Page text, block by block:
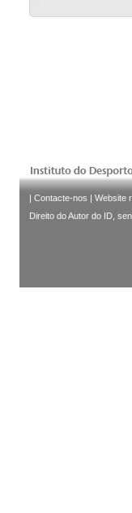
| Contacte-nos | Website
Direito do Autor do ID,